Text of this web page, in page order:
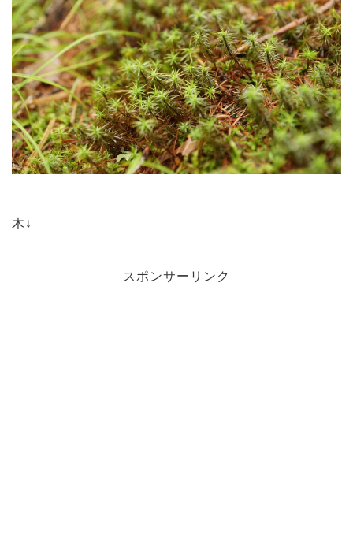
木↓
スポンサーリンク